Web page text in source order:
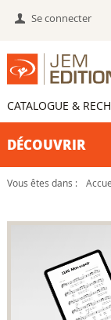
Se connecter
CATALOGUE &
DÉCOUVRIR
Vous êtes dans :